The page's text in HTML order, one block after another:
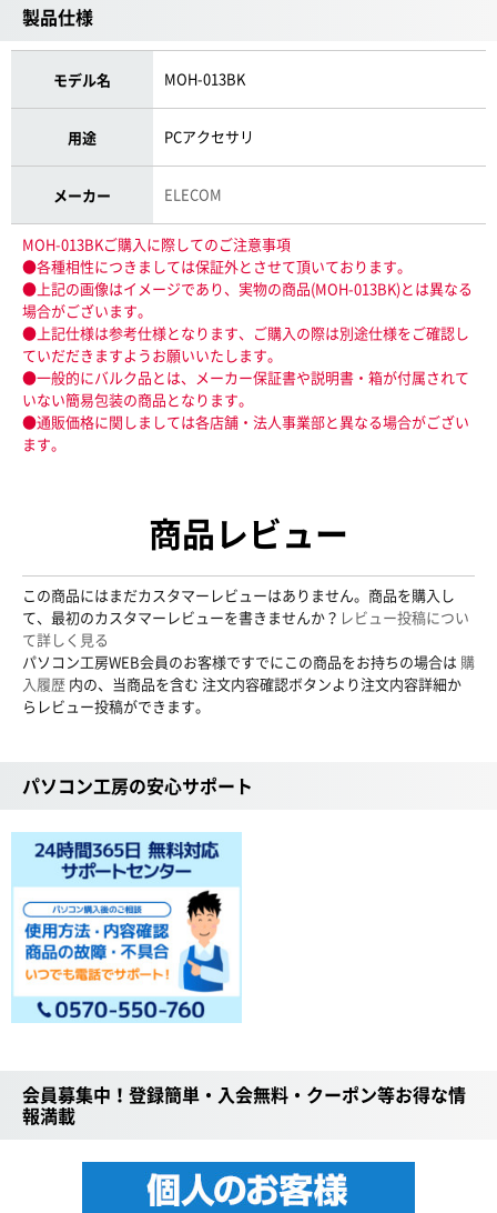
製品仕様
モデル名 MOH-013BK
用途 PCアクセサリ
メーカー ELECOM
MOH-013BKご購入に際してのご注意事項
●各種相性につきましては保証外とさせて頂いております。
●上記の画像はイメージであり、実物の商品(MOH-013BK)とは異なる
場合がございます。
●上記仕様は参考仕様となります、ご購入の際は別途仕様をご確認し
ていだだきますようお願いいたします。
●一般的にバルク品とは、メーカー保証書や説明書・箱が付属されて
いない簡易包装の商品となります。
●通販価格に関しましては各店舗・法人事業部と異なる場合がござい
ます。
商品レビュー
この商品にはまだカスタマーレビューはありません。商品を購入し
て、最初のカスタマーレビューを書きませんか？ レビュー投稿につい
て詳しく見る
パソコン工房WEB会員のお客様ですでにこの商品をお持ちの場合は 購
入履歴 内の、当商品を含む 注文内容確認ボタンより注文内容詳細か
らレビュー投稿ができます。
パソコン工房の安心サポート
会員募集中！登録簡単・入会無料・クーポン等お得な情
報満載